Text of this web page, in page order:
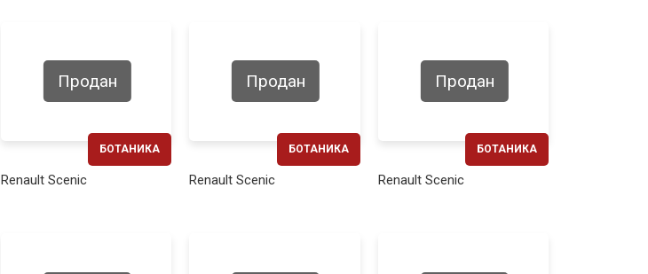
БОТАНИКА
Продан
Renault Scenic
БОТАНИКА
Продан
Renault Scenic
БОТАНИКА
Продан
Renault Scenic